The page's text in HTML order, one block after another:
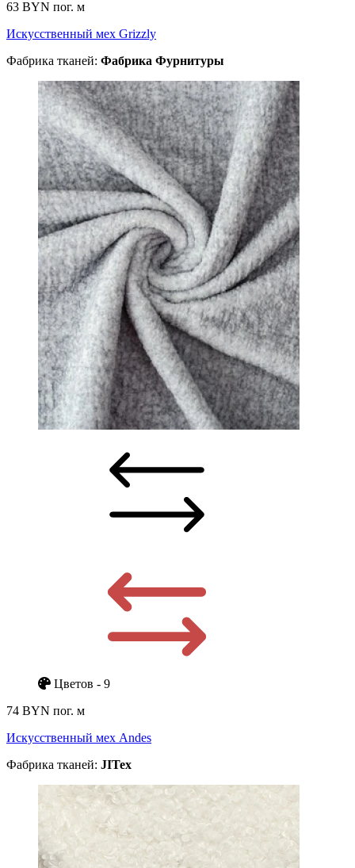
63 BYN пог. м
Искусственный мех Grizzly
Фабрика тканей: Фабрика Фурнитуры
Цветов - 9
74 BYN пог. м
Искусственный мех Andes
Фабрика тканей: JITex